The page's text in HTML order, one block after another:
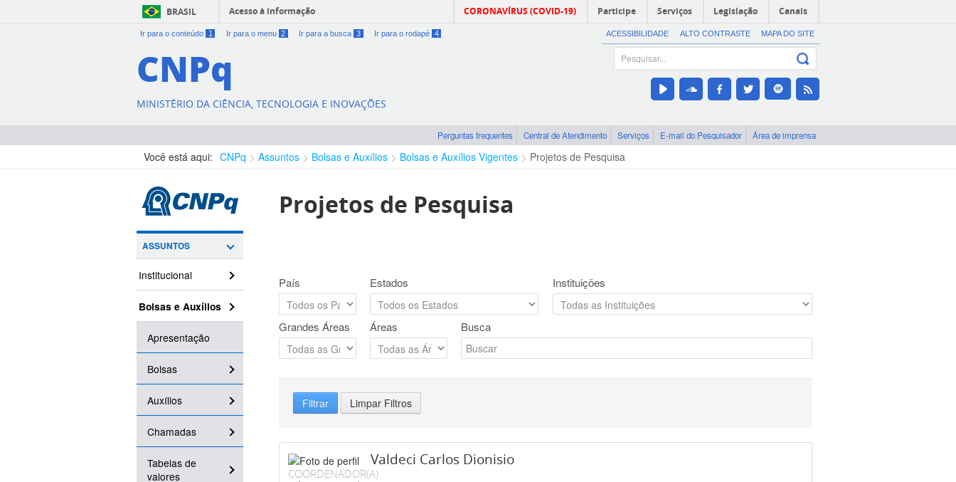
BRASIL Acesso à informação CORONAVÍRUS (COVID-19) Participe Serviços Legislação Canais
Ir para o conteúdo 1 Ir para o menu 2 Ir para a busca 3 Ir para o rodapé 4 ACESSIBILIDADE ALTO CONTRASTE MAPA DO SITE
CNPq
MINISTÉRIO DA CIÊNCIA, TECNOLOGIA E INOVAÇÕES
Perguntas frequentes Central de Atendimento Serviços E-mail do Pesquisador Área de imprensa
Você está aqui: CNPq Assuntos Bolsas e Auxílios Bolsas e Auxílios Vigentes Projetos de Pesquisa
ASSUNTOS
Institucional
Bolsas e Auxílios
Apresentação
Bolsas
Auxílios
Chamadas
Tabelas de
valores
Projetos de Pesquisa
País Estados Instituições
Grandes Áreas Áreas Busca
Filtrar Limpar Filtros
Valdeci Carlos Dionisio
COORDENADOR(A)